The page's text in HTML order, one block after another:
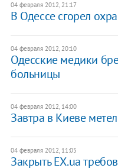
04 февраля 2012, 21:17
В Одессе сгорел
04 февраля 2012, 20:10
Одесские медики
больницы
04 февраля 2012, 14:00
Завтра в Киеве
04 февраля 2012, 11:05
Закрыть EX.ua